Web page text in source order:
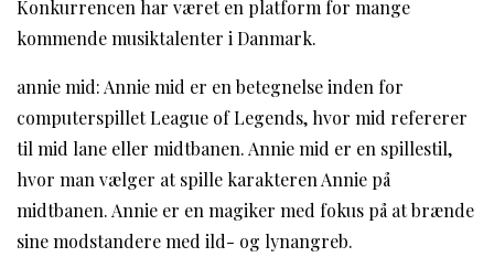
Konkurrencen har været en platform for mange
kommende musiktalenter i Danmark.
annie mid: Annie mid er en betegnelse inden for
computerspillet League of Legends, hvor mid refererer
til mid lane eller midtbanen. Annie mid er en spillestil,
hvor man vælger at spille karakteren Annie på
midtbanen. Annie er en magiker med fokus på at brænde
sine modstandere med ild- og lynangreb.